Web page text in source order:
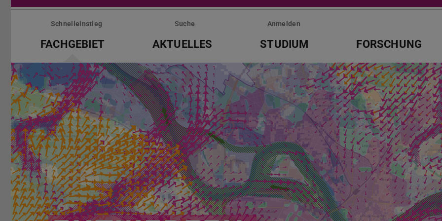
Menü
überspringenSchnelleinstieg Suche Anmelden
FACHGEBIET AKTUELLES STUDIUM FORSCHUNG